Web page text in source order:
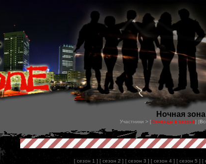
Ночная
Участники > [Команды в сезоне] [
[ сезон 1 ] [ сезон 2 ] [ сезон 3 ] [ сезон 4 ] [ сезон 5 ] [